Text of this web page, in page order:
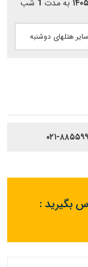
به مدت 1 شب
هتلهای دوشنبه
۸۸۵۵۹۹۲۵
بگیرید :